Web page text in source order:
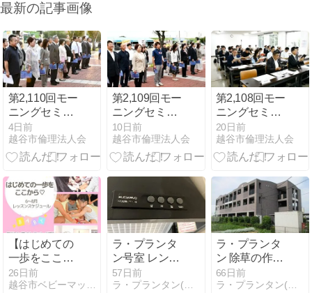
最新の記事画像
第2,110回モー
ニングセミナ
ー
4日前
越谷市倫理法人会
第2,109回モー
ニングセミナ
ー
10日前
越谷市倫理法人会
第2,108回モー
ニングセミナ
ー
20日前
越谷市倫理法人会
【はじめての
一歩をここか
ら♡】7月～9
月スケジュー
26日前
ラ・プランタ
ン号室 レンジ
フード交換の
ご相談
57日前
ラ・プランタ
ン 除草の作業
日です。
66日前